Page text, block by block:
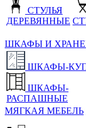
СТУЛЬЯ
ДЕРЕВЯННЫЕ
ШКАФЫ И
ШКАФЫ-
ШКАФЫ-
РАСПАШНЫЕ
МЯГКАЯ МЕБЕЛЬ